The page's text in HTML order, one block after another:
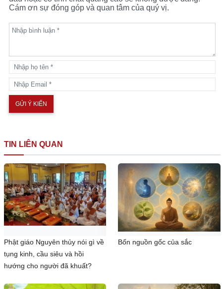
Cám ơn sự đóng góp và quan tâm của quý vị.
TIN LIÊN QUAN
Phật giáo Nguyên thủy nói gì về
tụng kinh, cầu siêu và hồi
hướng cho người đã khuất?
Bốn nguồn gốc của sắc